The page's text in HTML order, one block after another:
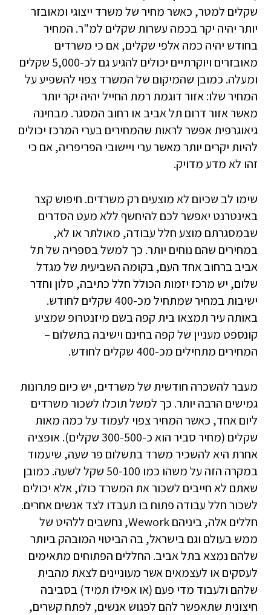
שקלים למטר, כאשר מחיר של משרד ייצוגי ומאובזר
יותר יהיה יקר בכמה עשרות שקלים למ"ר. המחיר
בחודש יהיה כמה אלפי שקלים, אם כי משרדים
מאובזרים ויוקרתיים יכולים להגיע גם לכ-5,000 שקלים
ומעלה. כמובן שהמיקום של המשרד צפוי להשפיע על
המחיר שלו: אזור דוגמת רמת החייל יהיה יקר יותר
מאשר אזור דרום תל אביב או רחוב המסגר. מבחינה
גיאוגרפית אפשר לראות שהמחירים בערי המרכז יכולים
להיות יקרים יותר מאשר ערי ויישובי הפריפריה, אם כי
זהו לא מדע מדויק.
שימו לב שכיום לא מוצעים רק משרדים. חיפוש קצר
באינטרנט יאפשר לכם להיחשף ללא מעט הסדרים
שבמסגרתם מוצע חלל עבודה, מאולתר או לא,
במחירים שהם נוחים יותר. כך למשל בספריה של תל
אביב ברחוב אחד העם, בקומה השביעית של מגדל
שלום, יש מרכז יזמות הכולל חלל כתיבה, סלון וחדר
ישיבות במחיר שמתחיל מכ-400 שקלים לחודש.
באותה עיר תמצאו בית קפה בשם מיזנטרופ שמציע
קונספט מעניין של קפה בחינם וישיבה בתשלום –
המחירים מתחילים מכ-400 שקלים לחודש.
מעבר להשכרה חודשית של משרדים, יש כיום פתרונות
גמישים הרבה יותר. כך למשל תוכלו לשכור משרדים
ליום אחד, כאשר המחיר צפוי לעמוד על כמה מאות
שקלים (מחיר סביר הוא כ-300-500 שקלים). אופציה
אחרת היא להשכיר משרד בתשלום פר שעה, שיעמוד
במקרה הזה על משהו כמו 50-100 שקל לשעה. כמובן
שאתם לא חייבים לשכור את המשרד כולו, אלא יכולים
לשכור חלל עבודה פתוח בו תעבדו לצד אנשים אחרים.
חללים אלה, ביניהם Wework, נחשבים ללהיט של
ממש בעולם וגם בישראל, בה הביטוי המובהק ביותר
שלהם נמצא בתל אביב. החללים הפתוחים מתאימים
לעסקים או לעצמאים אשר מעוניינים לצאת מהבית
שלהם ולעבוד מדי פעם (או אפילו תמיד) בסביבה
חיצונית שתאפשר להם לפגוש אנשים, לפתח קשרים,